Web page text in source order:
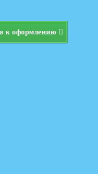
к оформлению